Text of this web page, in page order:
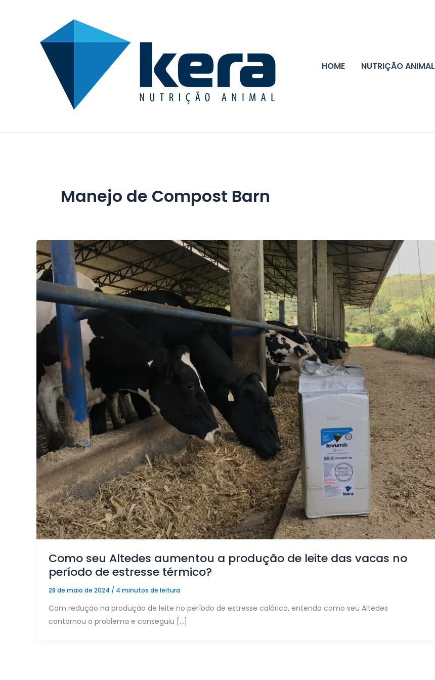
HOME
NUTRIÇÃO ANIMAL
Manejo de Compost Barn
Como seu Altedes aumentou a produção de leite das vacas no
período de estresse térmico?
28 de maio de 2024 / 4 minutos de leitura
Com redução na produção de leite no período de estresse calórico, entenda como seu Altedes
contornou o problema e conseguiu […]